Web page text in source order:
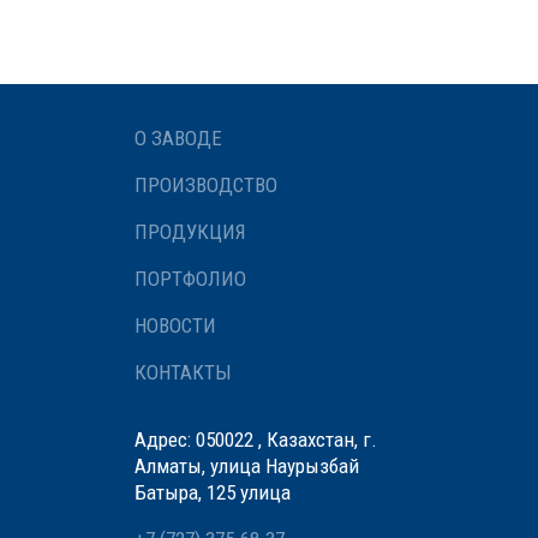
О ЗАВОДЕ
ПРОИЗВОДСТВО
ПРОДУКЦИЯ
ПОРТФОЛИО
НОВОСТИ
КОНТАКТЫ
Адрес: 050022 , Казахстан, г.
Алматы, улица Наурызбай
Батыра, 125 улица